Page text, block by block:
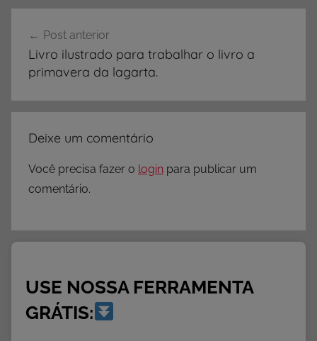
de
Post
Post anterior
Livro ilustrado para trabalhar o livro a
primavera da lagarta.
Deixe um comentário
Você precisa fazer o login para publicar um
comentário.
USE NOSSA FERRAMENTA
GRÁTIS: